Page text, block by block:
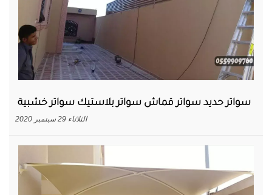
سواتر حديد سواتر قماش سواتر بلاستيك سواتر خشبية
الثلاثاء 29 سبتمبر 2020